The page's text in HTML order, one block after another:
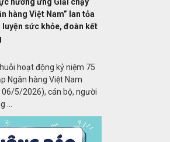
hàng Việt Nam” lan tỏa
luyện sức khỏe, đoàn kết
hoạt động kỷ niệm 75
Ngân hàng Việt Nam
5/2026), cán bộ, người
...